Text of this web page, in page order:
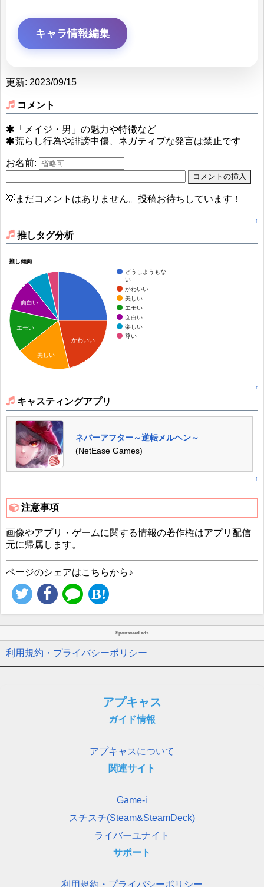
キャラ情報編集
更新: 2023/09/15
コメント
「メイジ・男」の魅力や特徴など
荒らし行為や誹謗中傷、ネガティブな発言は禁止です
お名前:
💡まだコメントはありません。投稿お待ちしています！
↑
推しタグ分析
推し傾向
どうしようもな
い
かわいい
美しい
エモい
面白い
楽しい
尊い
かわいい
面白い
エモい
美しい
↑
キャスティングアプリ
ネバーアフター～逆転メルヘン～
(NetEase Games)
↑
注意事項
画像やアプリ・ゲームに関する情報の著作権はアプリ配信
元に帰属します。
ページのシェアはこちらから♪
Sponsored ads
利用規約・プライバシーポリシー
アプキャス
ガイド情報
アプキャスについて
関連サイト
Game-i
スチスチ(Steam&SteamDeck)
ライバーユナイト
サポート
利用規約・プライバシーポリシー